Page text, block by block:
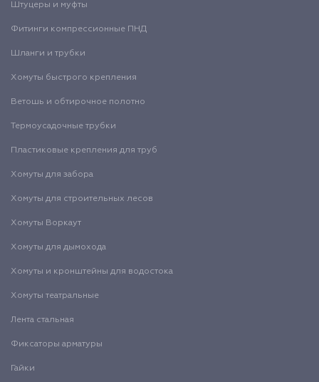
Штуцеры и муфты
Фитинги компрессионные ПНД
Шланги и трубки
Хомуты быстрого крепления
Ветошь и обтирочное полотно
Термоусадочные трубки
Пластиковые крепления для труб
Хомуты для забора
Хомуты для строительных лесов
Хомуты Воркаут
Хомуты для дымохода
Хомуты и кронштейны для водостока
Хомуты театральные
Лента стальная
Фиксаторы арматуры
Гайки